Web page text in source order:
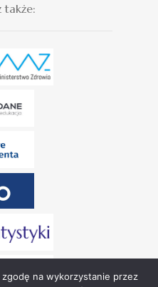
także:
na wykorzystanie przez